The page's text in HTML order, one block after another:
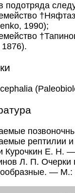
подотряда
1990);
рептилии
Курочкин Е. Н.
Л. П. Очерки
—